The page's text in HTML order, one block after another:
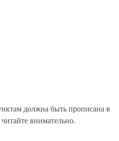
должна быть прописана в
внимательно.